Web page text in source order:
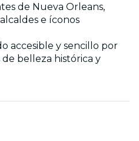
de Nueva Orleans,
e íconos
accesible y sencillo por
belleza histórica y